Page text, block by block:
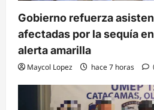
Gobierno refuerza
afectadas por la sequía
alerta amarilla
Maycol Lopez hace 7 horas